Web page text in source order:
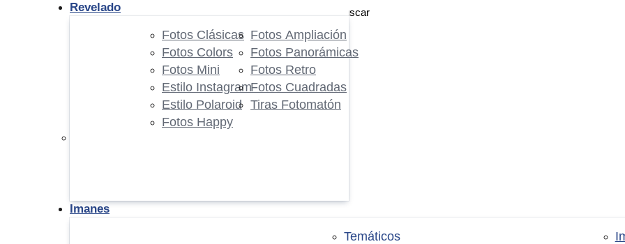
Buscar
Revelado
Fotos Clásicas
Fotos Colors
Fotos Mini
Estilo Instagram
Estilo Polaroid
Fotos Happy
Fotos Ampliación
Fotos Panorámicas
Fotos Retro
Fotos Cuadradas
Tiras Fotomatón
Imanes
Temáticos